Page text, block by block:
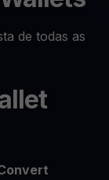
de todas as